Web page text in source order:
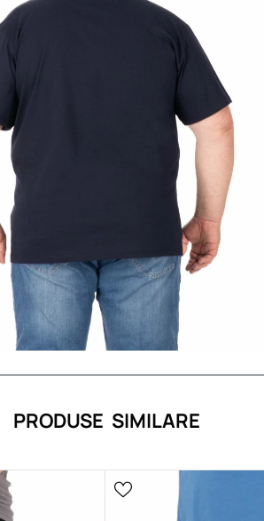
PRODUSE SIMILARE